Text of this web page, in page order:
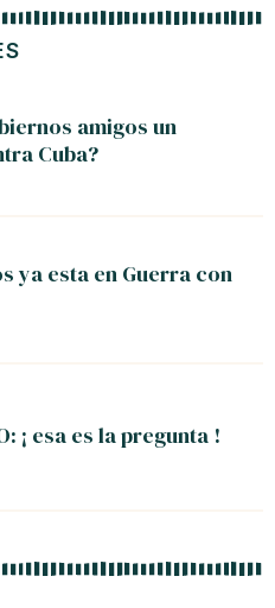
amigos un
Cuba?
ya esta en Guerra con
¡ esa es la pregunta !